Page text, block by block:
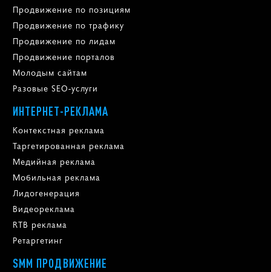
Продвижение по позициям
Продвижение по трафику
Продвижение по лидам
Продвижение порталов
Молодым сайтам
Разовые SEO-услуги
ИНТЕРНЕТ-РЕКЛАМА
Контекстная реклама
Таргетированная реклама
Медийная реклама
Мобильная реклама
Лидогенерация
Видеореклама
RTB реклама
Ретаргетинг
SMM ПРОДВИЖЕНИЕ